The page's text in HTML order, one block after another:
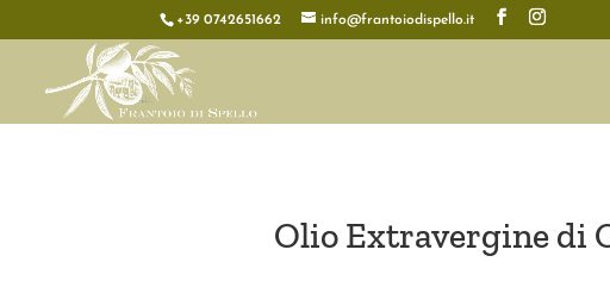
+39 0742651662 info@frantoiodispello.it
Olio Extravergine di